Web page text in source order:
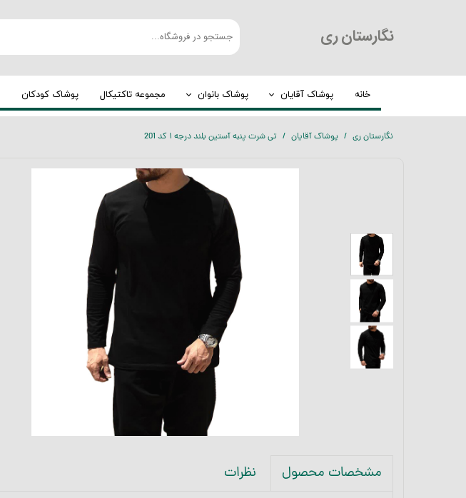
​نگارستان ری
خانه پوشاک آقایان پوشاک بانوان
مانتو
مجموعه تاکتیکال پوشاک کودکان
نگارستان ری پوشاک آقایان تی شرت پنبه آستین بلند درجه ۱ کد 201
مشخصات محصول نظرات